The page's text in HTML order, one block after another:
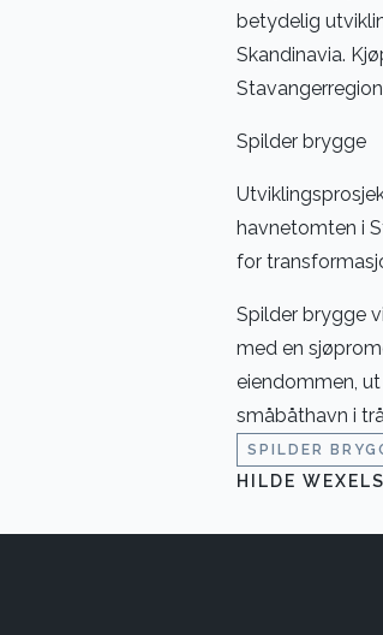
betydelig
Skandinavia.
Spilder brygge
havnetomten i
for
Spilder brygge
med en
eiendommen,
småbåthavn i
SPILDER
HILDE